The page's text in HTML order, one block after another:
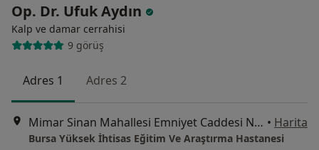
Op. Dr. Ufuk Aydın
Kalp ve damar cerrahisi
9 görüş
Adres 1 Adres 2
Mimar Sinan Mahallesi Emniyet Caddesi No:35, Yıldırım • Harita
Bursa Yüksek İhtisas Eğitim Ve Araştırma Hastanesi